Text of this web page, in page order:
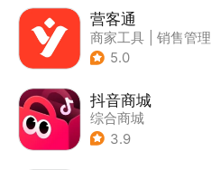
营客通
商家工具
销售管理
5.0
抖音商城
综合商城
3.9